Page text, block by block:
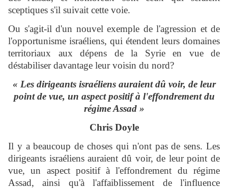
sceptiques s'il suivait cette voie.
Ou s'agit-il d'un nouvel exemple de l'agression et de
l'opportunisme israéliens, qui étendent leurs domaines
territoriaux aux dépens de la Syrie en vue de
déstabiliser davantage leur voisin du nord?
« Les dirigeants israéliens auraient dû voir, de leur
point de vue, un aspect positif à l'effondrement du
régime Assad »
Chris Doyle
Il y a beaucoup de choses qui n'ont pas de sens. Les
dirigeants israéliens auraient dû voir, de leur point de
vue, un aspect positif à l'effondrement du régime
Assad, ainsi qu'à l'affaiblissement de l'influence